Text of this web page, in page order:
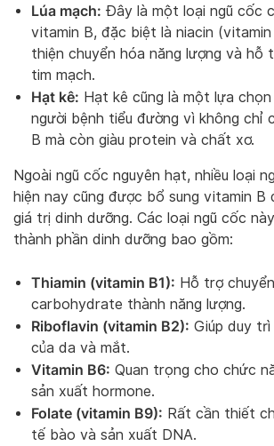
Lúa mạch: Đây là một loại ngũ cốc
vitamin B, đặc biệt là niacin (vitamin
thiện chuyển hóa năng lượng và hỗ
tim mạch.
Hạt kê: Hạt kê cũng là một lựa
người bệnh tiểu đường vì không chỉ
B mà còn giàu protein và chất xơ.
Ngoài ngũ cốc nguyên hạt, nhiều loại
hiện nay cũng được bổ sung vitamin B
giá trị dinh dưỡng. Các loại ngũ cốc
thành phần dinh dưỡng bao gồm:
Thiamin (vitamin B1): Hỗ trợ
carbohydrate thành năng lượng.
Riboflavin (vitamin B2): Giúp duy trì
của da và mắt.
Vitamin B6: Quan trọng cho chức
sản xuất hormone.
Folate (vitamin B9): Rất cần thiết
tế bào và sản xuất DNA.